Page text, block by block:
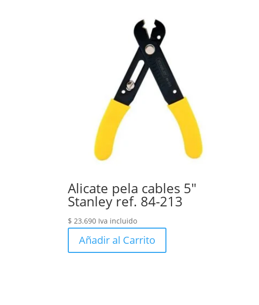
Alicate pela cables 5″
Stanley ref. 84-213
$ 23.690 Iva incluido
Añadir al Carrito